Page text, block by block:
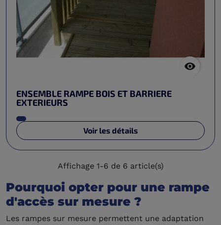

ENSEMBLE RAMPE BOIS ET BARRIERE
EXTERIEURS
Voir les détails
Affichage 1-6 de 6 article(s)
Pourquoi opter pour une rampe
d'accès sur mesure ?
Les rampes sur mesure permettent une adaptation